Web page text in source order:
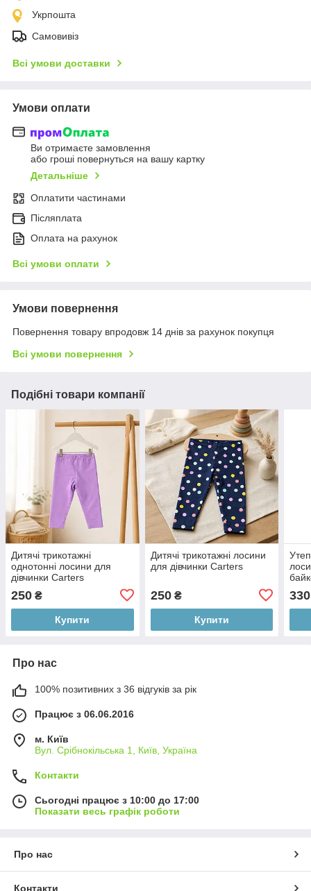
Укрпошта
Самовивіз
Всі умови доставки
Умови оплати
Ви отримаєте замовлення
або гроші повернуться на вашу картку
Детальніше
Оплатити частинами
Післяплата
Оплата на рахунок
Всі умови оплати
Умови повернення
Повернення товару впродовж 14 днів за рахунок покупця
Всі умови повернення
Подібні товари компанії
Дитячі трикотажні
однотонні лосини для
дівчинки Carters
250 ₴
Купити
Дитячі трикотажні лосини
для дівчинки Carters
250₴
Купити
см.)
330
Про нас
100% позитивних з 36 відгуків за рік
Працює з 06.06.2016
м. Київ
Вул. Срібнокільська 1, Київ, Україна
Контакти
Сьогодні працює з 10:00 до 17:00
Показати весь графік роботи
Про нас
Контакти